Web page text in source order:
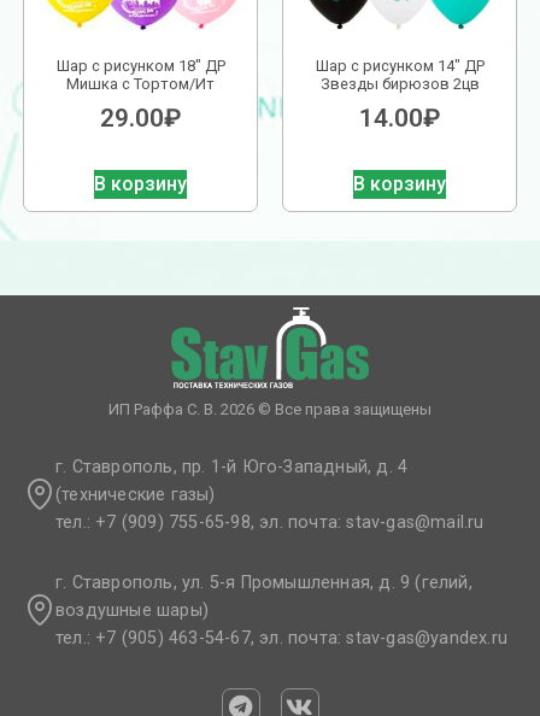
Шар с рисунком 18″ ДР
Мишка с Тортом/Ит
29.00₽
В корзину
Шар с рисунком 14″ ДР
Звезды бирюзов 2цв
14.00₽
В корзину
ИП Раффа С. В. 2026 © Все права защищены
г. Ставрополь, пр. 1-й Юго-Западный, д. 4
(технические газы)
тел.: +7 (909) 755-65-98, эл. почта: stav-gas@mail.ru​
г. Ставрополь, ул. 5-я Промышленная, д. 9 (гелий,
воздушные шары)
тел.: +7 (905) 463-54-67, эл. почта: stav-gas@yandex.ru​